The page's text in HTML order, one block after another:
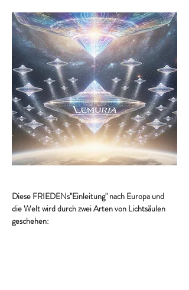
Diese FRIEDENs"Einleitung" nach Europa und
die Welt wird durch zwei Arten von Lichtsäulen
geschehen: